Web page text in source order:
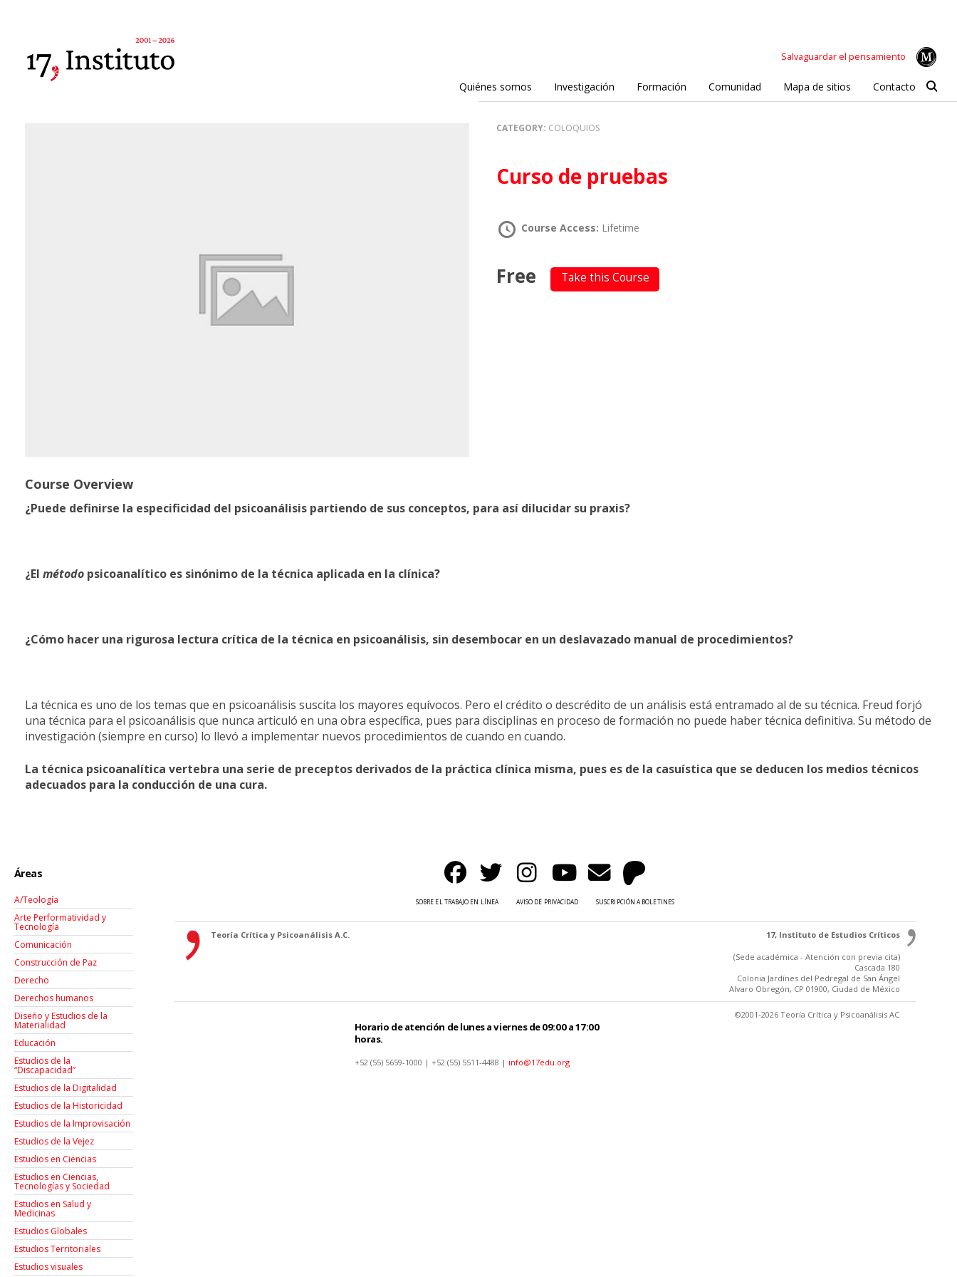
Salvaguardar el pensamiento
Quiénes somos Investigación Formación Comunidad Mapa de sitios Contacto
CATEGORY: COLOQUIOS
Curso de pruebas
Course Access: Lifetime
Free Take this Course
Course Overview
¿Puede definirse la especificidad del psicoanálisis partiendo de sus conceptos, para así dilucidar su praxis?
¿El método psicoanalítico es sinónimo de la técnica aplicada en la clínica?
¿Cómo hacer una rigurosa lectura crítica de la técnica en psicoanálisis, sin desembocar en un deslavazado manual de procedimientos?
La técnica es uno de los temas que en psicoanálisis suscita los mayores equívocos. Pero el crédito o descrédito de un análisis está entramado al de su técnica. Freud forjó
una técnica para el psicoanálisis que nunca articuló en una obra específica, pues para disciplinas en proceso de formación no puede haber técnica definitiva. Su método de
investigación (siempre en curso) lo llevó a implementar nuevos procedimientos de cuando en cuando.
La técnica psicoanalítica vertebra una serie de preceptos derivados de la práctica clínica misma, pues es de la casuística que se deducen los medios técnicos
adecuados para la conducción de una cura.
Áreas
A/Teología
Arte Performatividad y
Tecnología
Comunicación
Construcción de Paz
Derecho
Derechos humanos
Diseño y Estudios de la
Materialidad
Educación
Estudios de la
“Discapacidad”
Estudios de la Digitalidad
Estudios de la Historicidad
Estudios de la Improvisación
Estudios de la Vejez
Estudios en Ciencias
Estudios en Ciencias,
Tecnologías y Sociedad
Estudios en Salud y
Medicinas
Estudios Globales
Estudios Territoriales
Estudios visuales
SOBRE EL TRABAJO EN LÍNEA AVISO DE PRIVACIDAD SUSCRIPCIÓN A BOLETINES
Teoría Crítica y Psicoanálisis A.C. 17, Instituto de Estudios Críticos
(Sede académica - Atención con previa cita)
Cascada 180
Colonia Jardínes del Pedregal de San Ángel
Alvaro Obregón, CP 01900, Ciudad de México
Horario de atención de lunes a viernes de 09:00 a 17:00
horas.
+52 (55) 5659-1000 | +52 (55) 5511-4488 | info@17edu.org
©2001-2026 Teoría Crítica y Psicoanálisis AC